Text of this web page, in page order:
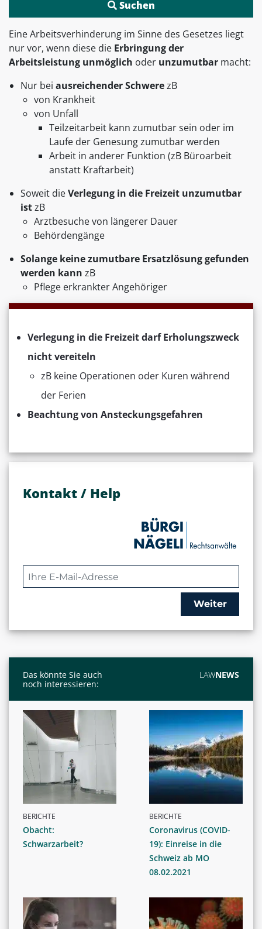
Eine Arbeitsverhinderung im Sinne des Gesetzes liegt
nur vor, wenn diese die Erbringung der
Arbeitsleistung unmöglich oder unzumutbar macht:
Nur bei ausreichender SchwerezB
von Krankheit
von Unfall
Teilzeitarbeit kann zumutbar sein oder im
Laufe der Genesung zumutbar werden
Arbeit in anderer Funktion (zB Büroarbeit
anstatt Kraftarbeit)
Soweit dieVerlegung in die Freizeit unzumutbar
istzB
Arztbesuche von längerer Dauer
Behördengänge
Solange keine zumutbare Ersatzlösung gefunden
werden kann zB
Pflege erkrankter Angehöriger
Verlegung in die Freizeit darf Erholungszweck
nicht vereiteln
zB keine Operationen oder Kuren während
der Ferien
Beachtung von Ansteckungsgefahren
Kontakt / Help
Weiter
Das könnte Sie auch
noch interessieren:
LAWNEWS
BERICHTE
Obacht:
Schwarzarbeit?
BERICHTE
Coronavirus (COVID-
19): Einreise in die
Schweiz ab MO
08.02.2021